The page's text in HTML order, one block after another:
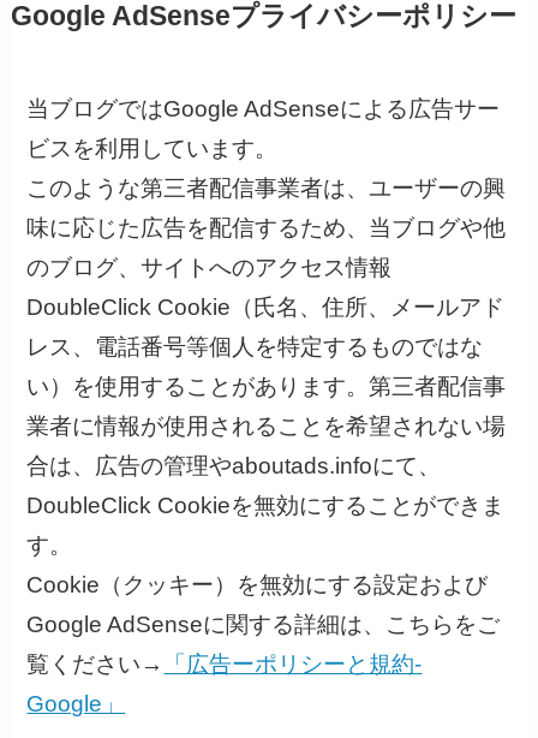
Google AdSenseプライバシーポリシー
当ブログではGoogle AdSenseによる広告サー
ビスを利用しています。
このような第三者配信事業者は、ユーザーの興
味に応じた広告を配信するため、当ブログや他
のブログ、サイトへのアクセス情報
DoubleClick Cookie（氏名、住所、メールアド
レス、電話番号等個人を特定するものではな
い）を使用することがあります。第三者配信事
業者に情報が使用されることを希望されない場
合は、広告の管理やaboutads.infoにて、
DoubleClick Cookieを無効にすることができま
す。
Cookie（クッキー）を無効にする設定および
Google AdSenseに関する詳細は、こちらをご
覧ください→
「広告ーポリシーと規約-
Google」